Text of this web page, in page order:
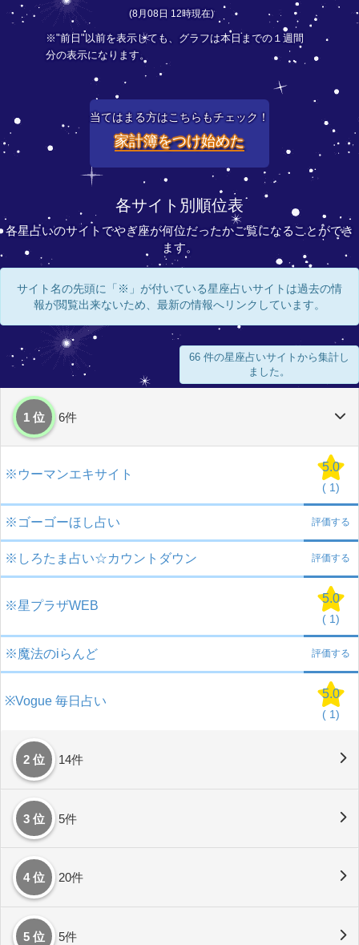
(8月08日 12時現在)
※"前日"以前を表示しても、グラフは本日までの１週間
分の表示になります。
当てはまる方はこちらもチェック！
家計簿をつけ始めた
各サイト別順位表
各星占いのサイトでやぎ座が何位だったかご覧になることができ
ます。
サイト名の先頭に「※」が付いている星座占いサイトは過去の情
報が閲覧出来ないため、最新の情報へリンクしています。
66 件の星座占いサイトから集計し
ました。
1 位 6件
※ウーマンエキサイト
5.0
( 1)
※ゴーゴーほし占い 評価する
※しろたま占い☆カウントダウン 評価する
※星プラザWEB
5.0
( 1)
※魔法のiらんど 評価する
※Vogue 毎日占い
5.0
( 1)
2 位 14件
3 位 5件
4 位 20件
5 位 5件